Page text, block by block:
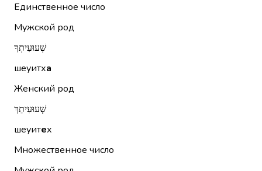
Единственное число
Мужской род
שְׁעוּעִיתְךָ
шеуитха
Женский род
שְׁעוּעִיתֵךְ
шеуитех
Множественное число